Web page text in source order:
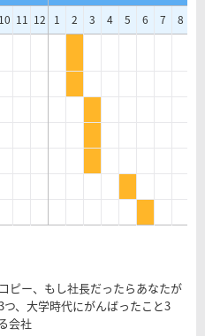
10 11 12 1 2 3 4 5 6 7 8
ピー、もし社長だったらあなたが
、大学時代にがんばったこと3
会社